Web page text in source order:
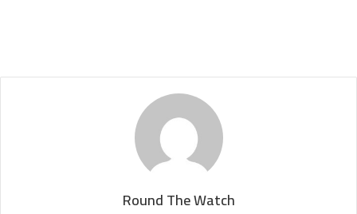
Round The Watch